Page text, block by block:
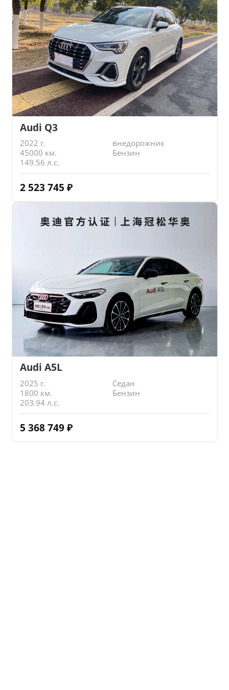
Audi Q3
2022 г.
внедорожник
45000 км.
Бензин
149.56 л.с.
2 523 745 ₽
Audi A5L
2025 г.
Седан
1800 км.
Бензин
203.94 л.с.
5 368 749 ₽